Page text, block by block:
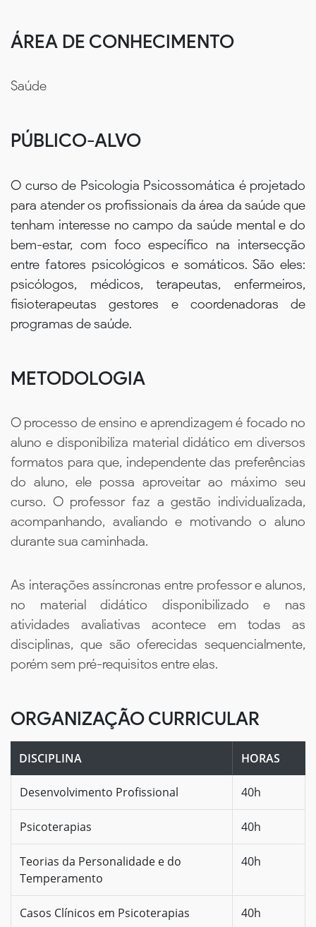
ÁREA DE CONHECIMENTO
Saúde
PÚBLICO-ALVO
O curso de Psicologia Psicossomática é projetado
para atender os profissionais da área da saúde que
tenham interesse no campo da saúde mental e do
bem-estar, com foco específico na intersecção
entre fatores psicológicos e somáticos. São eles:
psicólogos, médicos, terapeutas, enfermeiros,
fisioterapeutas gestores e coordenadoras de
programas de saúde.
METODOLOGIA
O processo de ensino e aprendizagem é focado no
aluno e disponibiliza material didático em diversos
formatos para que, independente das preferências
do aluno, ele possa aproveitar ao máximo seu
curso. O professor faz a gestão individualizada,
acompanhando, avaliando e motivando o aluno
durante sua caminhada.
As interações assíncronas entre professor e alunos,
no material didático disponibilizado e nas
atividades avaliativas acontece em todas as
disciplinas, que são oferecidas sequencialmente,
porém sem pré-requisitos entre elas.
ORGANIZAÇÃO CURRICULAR
DISCIPLINA HORAS
Desenvolvimento Profissional 40h
Psicoterapias 40h
Teorias da Personalidade e do
Temperamento
40h
Casos Clínicos em Psicoterapias 40h